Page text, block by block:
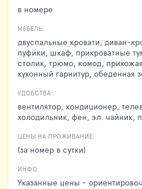
в номере
МЕБЕЛЬ:
двуспальные кровати, диван-
пуфики, шкаф, прикроватные
столик, трюмо, комод,
кухонный гарнитур, обеденная
УДОБСТВА:
вентилятор, кондиционер,
холодильник, фен, эл. чайник,
ЦЕНЫ НА ПРОЖИВАНИЕ:
(за номер в сутки)
ИНФО:
Указанные цены -